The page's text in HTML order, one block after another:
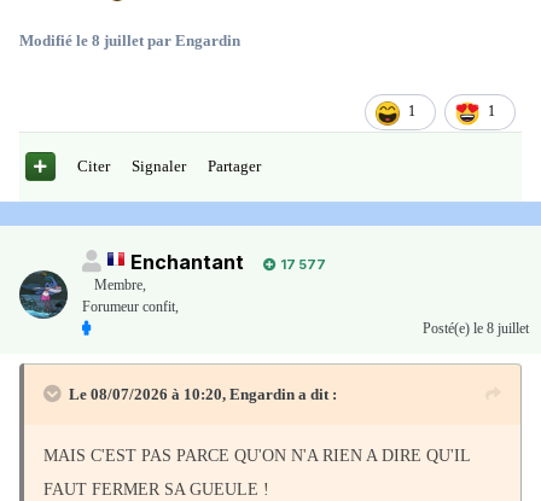
Modifié le 8 juillet par Engardin
1 1
Citer Signaler Partager
Enchantant
17 577
Membre
Forumeur confit,
Posté(e) le 8 juillet
Le 08/07/2026 à 10:20, Engardin a dit :
MAIS C'EST PAS PARCE QU'ON N'A RIEN A DIRE QU'IL
FAUT FERMER SA GUEULE !